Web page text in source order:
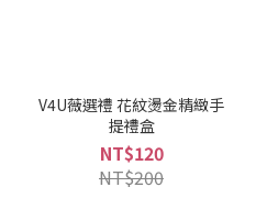
V4U薇選禮 花紋燙金精緻手
提禮盒
NT$120
NT$200